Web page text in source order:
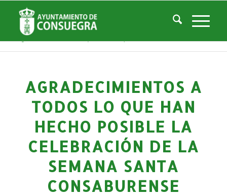
Noticias
Usted está aquí: Inicio / Noticias Cultura /
Biblioteca Pública Municipal
/ Actividades Biblioteca
AGRADECIMIENTOS A
TODOS LO QUE HAN
HECHO POSIBLE LA
CELEBRACIÓN DE LA
SEMANA SANTA
CONSABURENSE